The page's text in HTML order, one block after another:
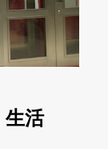
生活